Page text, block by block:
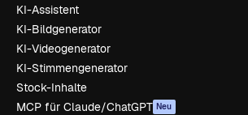
KI-Assistent
KI-Bildgenerator
KI-Videogenerator
KI-Stimmengenerator
Stock-Inhalte
MCP für Claude/ChatGPT Neu